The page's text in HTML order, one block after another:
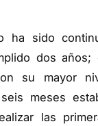
ha sido
dos
su mayor
meses
las